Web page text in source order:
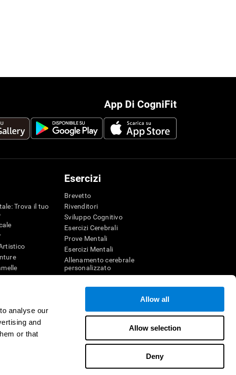
analyse our
and
or that
Allow all
Allow selection
Deny
App Di CogniFit
Trova il tuo
per la memoria
Esercizi
Brevetto
Rivenditori
Sviluppo Cognitivo
Esercizi Cerebrali
Prove Mentali
Esercizi Mentali
Allenamento cerebrale
personalizzato
Divertenti giochi di matematica
Comprensione della lettura
Bambini dotati
Dichiarazione di accessibilità